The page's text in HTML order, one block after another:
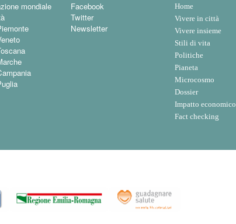
mondiale
Facebook
Twitter
Newsletter
Home
Vivere in città
Vivere insieme
Stili di vita
Politiche
Pianeta
Microcosmo
Dossier
Impatto economico
Fact checking